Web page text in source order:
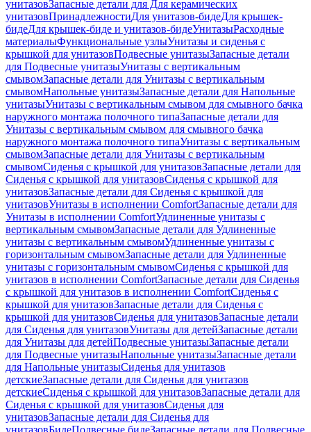
унитазовЗапасные детали для Для керамических
унитазовПринадлежностиДля унитазов-бидеДля крышек-
бидеДля крышек-биде и унитазов-бидеУнитазыРасходные
материалыФункциональные узлыУнитазы и сиденья с
крышкой для унитазовПодвесные унитазыЗапасные детали
для Подвесные унитазыУнитазы с вертикальным
смывомЗапасные детали для Унитазы с вертикальным
смывомНапольные унитазыЗапасные детали для Напольные
унитазыУнитазы с вертикальным смывом для смывного бачка
наружного монтажа полочного типаЗапасные детали для
Унитазы с вертикальным смывом для смывного бачка
наружного монтажа полочного типаУнитазы с вертикальным
смывомЗапасные детали для Унитазы с вертикальным
смывомСиденья с крышкой для унитазовЗапасные детали для
Сиденья с крышкой для унитазовСиденья с крышкой для
унитазовЗапасные детали для Сиденья с крышкой для
унитазовУнитазы в исполнении ComfortЗапасные детали для
Унитазы в исполнении ComfortУдлиненные унитазы с
вертикальным смывомЗапасные детали для Удлиненные
унитазы с вертикальным смывомУдлиненные унитазы с
горизонтальным смывомЗапасные детали для Удлиненные
унитазы с горизонтальным смывомСиденья с крышкой для
унитазов в исполнении ComfortЗапасные детали для Сиденья
с крышкой для унитазов в исполнении ComfortСиденья с
крышкой для унитазовЗапасные детали для Сиденья с
крышкой для унитазовСиденья для унитазовЗапасные детали
для Сиденья для унитазовУнитазы для детейЗапасные детали
для Унитазы для детейПодвесные унитазыЗапасные детали
для Подвесные унитазыНапольные унитазыЗапасные детали
для Напольные унитазыСиденья для унитазов
детскиеЗапасные детали для Сиденья для унитазов
детскиеСиденья с крышкой для унитазовЗапасные детали для
Сиденья с крышкой для унитазовСиденья для
унитазовЗапасные детали для Сиденья для
унитазовБидеПодвесные бидеЗапасные детали для Подвесные